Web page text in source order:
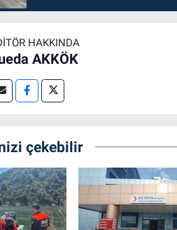
HAKKINDA
AKKÖK
çekebilir